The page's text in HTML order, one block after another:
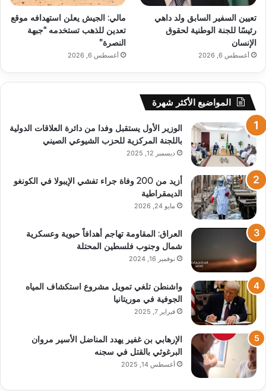
تعيين السفير السابق ولد داهي
رئيسًا للجنة الوطنية لحقوق
الإنسان
أغسطس 6, 2026
مالي: الجيش يعلن استهدافه موقع
تعدين للذهب تستخدمه “جبهة
النصرة”
أغسطس 6, 2026
المواضيع الأكثر شهرة
الوزير الأول يستقبل وفدا من دائرة العلاقات الدولية
باللجنة المركزية للحزب الشيوعي الصيني
ديسمبر 12, 2025
أزيد من 200 وفاة جراء تفشي الإيبولا في الكونغو
الديمقراطية
مايو 24, 2026
العراق: المقاومة تهاجم أهدافاً حيوية وعسكرية
شمال وجنوب فلسطين المحتلة
نوفمبر 16, 2024
واشنطن تلغي تمويل مشروع استكشاف المياه
الجوفية في موريتانيا
فبراير 7, 2025
الإرهابي بن غفير يهدد المناضل الأسير مروان
البرغوثي بالقتل في سجنه
أغسطس 14, 2025